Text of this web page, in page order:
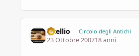
vitellio Circolo degli Antichi
23 Ottobre 200718 anni